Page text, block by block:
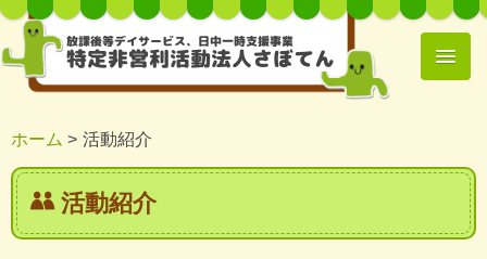
放課後等デイサービス、日中一時支援事業
特定非営利活動法人さぼてん
ホーム 活動紹介
活動紹介